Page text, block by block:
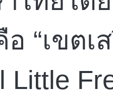
“เขตเ
Little